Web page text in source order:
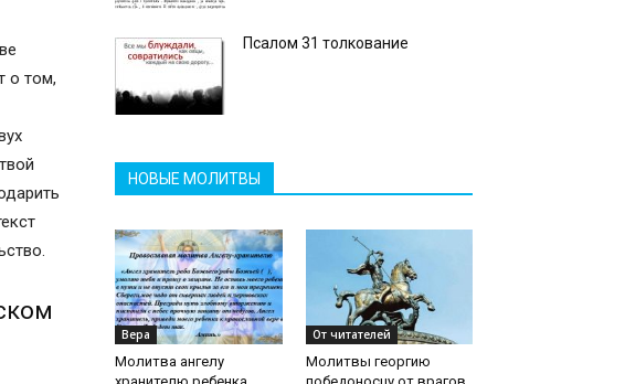
о том,
Псалом 31 толкование
НОВЫЕ МОЛИТВЫ
Вера
Молитва ангелу
От читателей
Молитвы георгию